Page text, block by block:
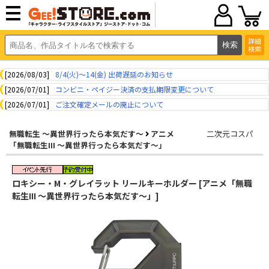
詳細
検索
[2026/08/03]
8/4(火)～14(金) 出荷遅延のお知らせ
[2026/07/01]
コンビニ・ペイジー決済の支払期限変更について
[2026/07/01]
ご注文確定メールの廃止について
無職転生 ～異世界行ったら本気だす～
アニメ
「無職転生III ～異世界行ったら本気だす～」
二次元コスパ
ロキシー・M・グレイラット リールキーホルダー [アニメ「無職
転生III ～異世界行ったら本気だす～」]